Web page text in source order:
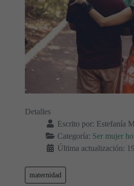
Detalles
Escrito por: Estefanía
Categoría: Ser mujer
Última actualización:
maternidad